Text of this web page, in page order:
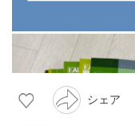
シェア